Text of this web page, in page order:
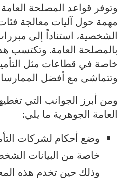
وتوفر قواعد المصلحة
مهمة حول آليات معالجة
الشخصية، استناداً إلى
بالمصلحة العامة. وتكتسب
خاصة في قطاعات مثل
وتتماشى مع أفضل
ومن أبرز الجوانب التي
العامة الجوهرية ما يلي:
وضع أحكام لشركات
خاصة من البيانات
وذلك حين تخدم هذه